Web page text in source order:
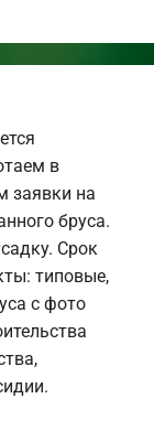
в
заявки на
бруса.
Срок
типовые,
с фото